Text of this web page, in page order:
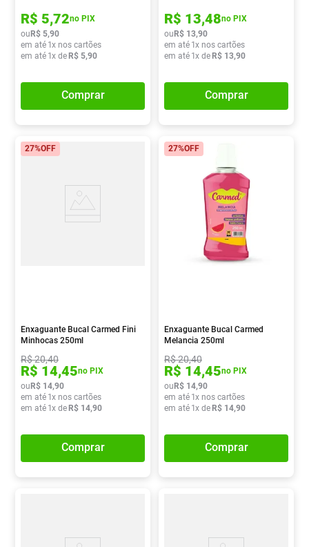
R$ 5,72no PIX
ouR$ 5,90
em até 1x nos cartões
em até 1x deR$ 5,90
Comprar
R$ 13,48no PIX
ouR$ 13,90
em até 1x nos cartões
em até 1x deR$ 13,90
Comprar
27%OFF
Enxaguante Bucal Carmed Fini
Minhocas 250ml
R$20,40
R$ 14,45no PIX
ouR$ 14,90
em até 1x nos cartões
em até 1x deR$ 14,90
Comprar
27%OFF
Enxaguante Bucal Carmed
Melancia 250ml
R$20,40
R$ 14,45no PIX
ouR$ 14,90
em até 1x nos cartões
em até 1x deR$ 14,90
Comprar